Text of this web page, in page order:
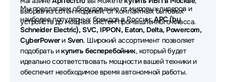
Источники бесперебойного питания (ИБП - UPS)
Импульс
Источники бесперебойного питания (ИБП - UPS)
Tuncmatik
Источники бесперебойного питания (ИБП - UPS)
Systeme Electric
выбрав из сотен моделей: от компактных бытовых
устройств до мощных систем промышленного класса.
Мы предлагаем оборудование от мировых лидеров и
наиболее популярных брендов в России:APC (by
Schneider Electric), SVC, IPPON, Eaton, Delta, Powercom,
CyberPowerи Sven. Широкий ассортимент позволяет
подобрать икупить бесперебойник, который будет
идеально соответствовать мощности вашей техники и
обеспечит необходимое время автономной работы.